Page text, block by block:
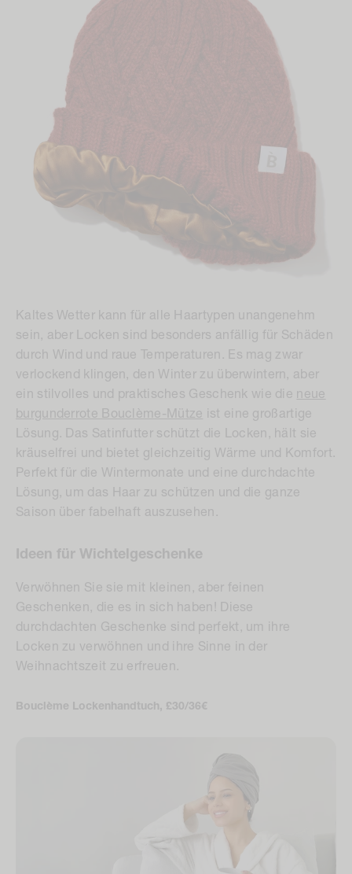
sein, aber Locken sind besonders anfällig für Schäden
durch Wind und raue Temperaturen. Es mag zwar
verlockend klingen, den Winter zu überwintern, aber
ein stilvolles und praktisches Geschenk wie dieneue
burgunderrote Bouclème-Mützeist eine großartige
Lösung. Das Satinfutter schützt die Locken, hält sie
kräuselfrei und bietet gleichzeitig Wärme und Komfort.
Perfekt für die Wintermonate und eine durchdachte
Lösung, um das Haar zu schützen und die ganze
Saison über fabelhaft auszusehen.
Geschenken, die es in sich haben! Diese
durchdachten Geschenke sind perfekt, um ihre
Locken zu verwöhnen und ihre Sinne in der
Weihnachtszeit zu erfreuen.